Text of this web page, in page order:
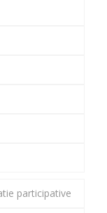
participative